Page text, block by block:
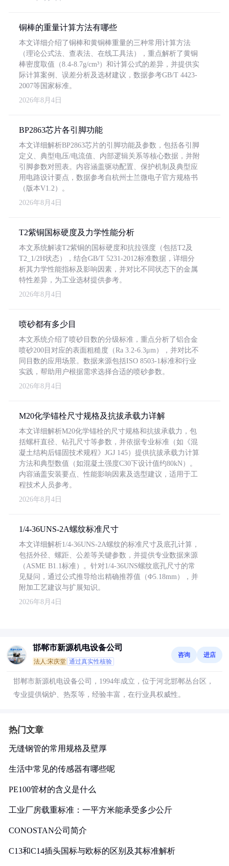
铜棒的重量计算方法有哪些
本文详细介绍了铜棒和黄铜棒重量的三种常用计算方法
（理论公式法、查表法、在线工具法），重点解析了黄铜
棒密度取值（8.4-8.7g/cm³）和计算公式的差异，并提供实
际计算案例、误差分析及选材建议，数据参考GB/T 4423-
2007等国家标准。
2026年8月4日
BP2863芯片各引脚功能
本文详细解析BP2863芯片的引脚功能及参数，包括各引脚
定义、典型电压/电流值、内部逻辑关系等核心数据，并附
引脚参数对照表。内容涵盖驱动配置、保护机制及典型应
用电路设计要点，数据参考自杭州士兰微电子官方规格书
（版本V1.2）。
2026年8月4日
T2紫铜国标硬度及力学性能分析
本文系统解读T2紫铜的国标硬度和抗拉强度（包括T2及
T2_1/2H状态），结合GB/T 5231-2012标准数据，详细分
析其力学性能指标及影响因素，并对比不同状态下的金属
特性差异，为工业选材提供参考。
2026年8月4日
喷砂都有多少目
本文系统介绍了喷砂目数的分级标准，重点分析了铝合金
喷砂200目对应的表面粗糙度（Ra 3.2-6.3μm），并对比不
同目数的应用场景。数据来源包括ISO 8503-1标准和行业
实践，帮助用户根据需求选择合适的喷砂参数。
2026年8月4日
M20化学锚栓尺寸规格及抗拔承载力详解
本文详细解析M20化学锚栓的尺寸规格和抗拔承载力，包
括螺杆直径、钻孔尺寸等参数，并依据专业标准（如《混
凝土结构后锚固技术规程》JGJ 145）提供抗拔承载力计算
方法和典型数值（如混凝土强度C30下设计值约80kN）。
内容涵盖安装要点、性能影响因素及选型建议，适用于工
程技术人员参考。
2026年8月4日
1/4-36UNS-2A螺纹标准尺寸
本文详细解析1/4-36UNS-2A螺纹的标准尺寸及底孔计算，
包括外径、螺距、公差等关键参数，并提供专业数据来源
（ASME B1.1标准）。针对1/4-36UNS螺纹底孔尺寸的常
见疑问，通过公式推导给出精确推荐值（Φ5.18mm），并
附加工艺建议与扩展知识。
2026年8月4日
邯郸市新源机电设备公司
法人:宋庆堂 通过真实性核验
咨询 进店
邯郸市新源机电设备公司，1994年成立，位于河北邯郸丛台区，
专业提供锅炉、热泵等，经验丰富，在行业具权威性。
热门文章
无缝钢管的常用规格及壁厚
生活中常见的传感器有哪些呢
PE100管材的含义是什么
工业厂房载重标准：一平方米能承受多少公斤
CONOSTAN公司简介
C13和C14插头国标与欧标的区别及其标准解析